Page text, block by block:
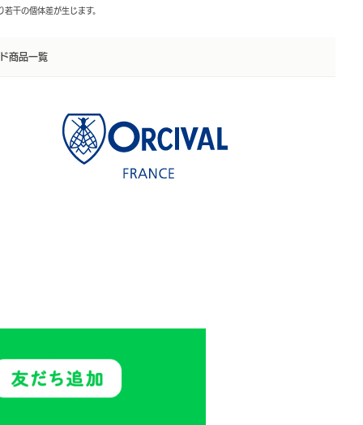
干の個体差が生じます。
商品一覧